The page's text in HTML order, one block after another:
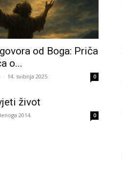
od Boga: Priča
o...
- 14. svibnja 2025. 0
život
2014. 0